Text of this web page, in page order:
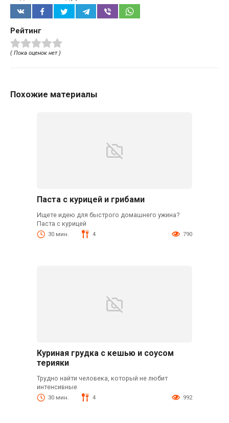
Рейтинг
( Пока оценок нет )
Похожие материалы
Паста с курицей и грибами
Ищете идею для быстрого домашнего ужина?
Паста с курицей
30 мин. 4 790
Куриная грудка с кешью и соусом
терияки
Трудно найти человека, который не любит
интенсивные
30 мин. 4 992